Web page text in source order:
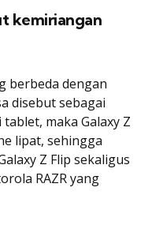
kemiriangan
berbeda dengan
disebut sebagai
maka Galaxy Z
lipat, sehingga
Z Flip sekaligus
RAZR yang